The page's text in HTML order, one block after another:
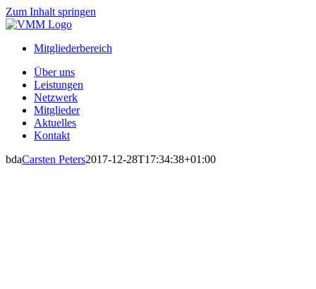
Zum Inhalt springen
Mitgliederbereich
Über uns
Leistungen
Netzwerk
Mitglieder
Aktuelles
Kontakt
bdaCarsten Peters2017-12-28T17:34:38+01:00